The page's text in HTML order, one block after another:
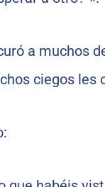
a muchos
ciegos les